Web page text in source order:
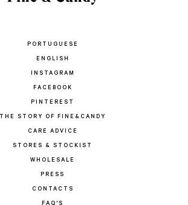
PORTUGUESE
ENGLISH
INSTAGRAM
FACEBOOK
PINTEREST
THE STORY OF FINE&CANDY
CARE ADVICE
STORES & STOCKIST
WHOLESALE
PRESS
CONTACTS